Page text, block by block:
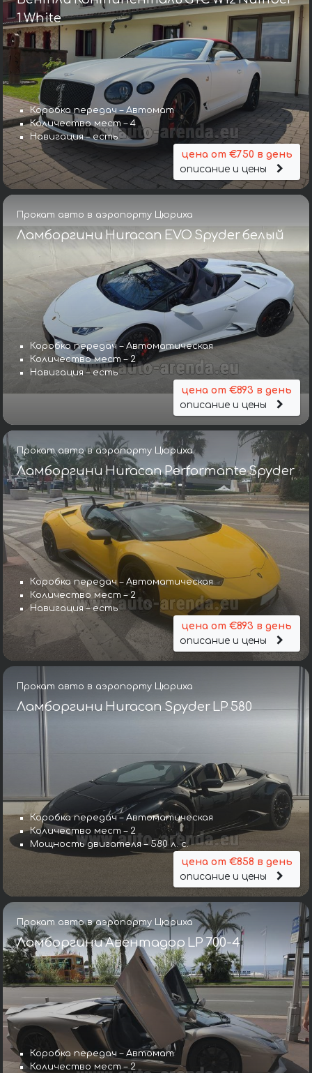
1 White
Коробка передач – Автомат
Количество мест – 4
Навигация – есть
цена от €750 в день
описание и цены
Прокат авто в аэропорту Цюриха
Ламборгини Huracan EVO Spyder белый
Коробка передач – Автоматическая
Количество мест – 2
Навигация – есть
цена от €893 в день
описание и цены
Прокат авто в аэропорту Цюриха
Ламборгини Huracan Performante Spyder
Коробка передач – Автоматическая
Количество мест – 2
Навигация – есть
цена от €893 в день
описание и цены
Прокат авто в аэропорту Цюриха
Ламборгини Huracan Spyder LP 580
Коробка передач – Автоматическая
Количество мест – 2
Мощность двигателя – 580 л. с.
цена от €858 в день
описание и цены
Прокат авто в аэропорту Цюриха
Ламборгини Авентадор LP 700-4
Коробка передач – Автомат
Количество мест – 2